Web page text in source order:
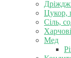
Цукор,
Сіль,
Мед